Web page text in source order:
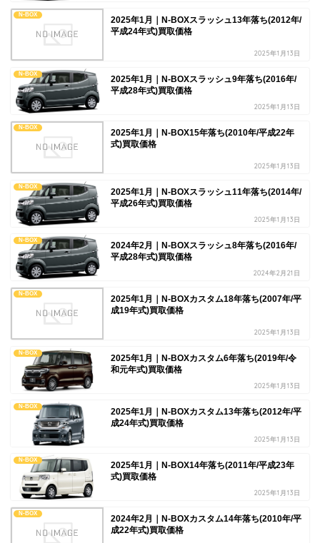
N-BOX
2025年1月｜N-BOXスラッシュ13年落ち(2012年/
平成24年式)買取価格
2025年1月13日
N-BOX
2025年1月｜N-BOXスラッシュ9年落ち(2016年/
平成28年式)買取価格
2025年1月13日
N-BOX
2025年1月｜N-BOX15年落ち(2010年/平成22年
式)買取価格
2025年1月13日
N-BOX
2025年1月｜N-BOXスラッシュ11年落ち(2014年/
平成26年式)買取価格
2025年1月13日
N-BOX
2024年2月｜N-BOXスラッシュ8年落ち(2016年/
平成28年式)買取価格
2024年2月21日
N-BOX
2025年1月｜N-BOXカスタム18年落ち(2007年/平
成19年式)買取価格
2025年1月13日
N-BOX
2025年1月｜N-BOXカスタム6年落ち(2019年/令
和元年式)買取価格
2025年1月13日
N-BOX
2025年1月｜N-BOXカスタム13年落ち(2012年/平
成24年式)買取価格
2025年1月13日
N-BOX
2025年1月｜N-BOX14年落ち(2011年/平成23年
式)買取価格
2025年1月13日
N-BOX
2024年2月｜N-BOXカスタム14年落ち(2010年/平
成22年式)買取価格